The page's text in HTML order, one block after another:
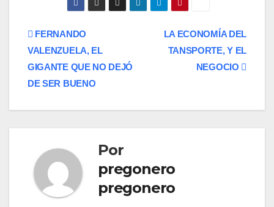
Navegación
de
entradas
LA ECONOMÍA DEL
TANSPORTE, Y EL
NEGOCIO
FERNANDO
VALENZUELA, EL
GIGANTE QUE NO DEJÓ
DE SER BUENO
Por
pregonero
pregonero